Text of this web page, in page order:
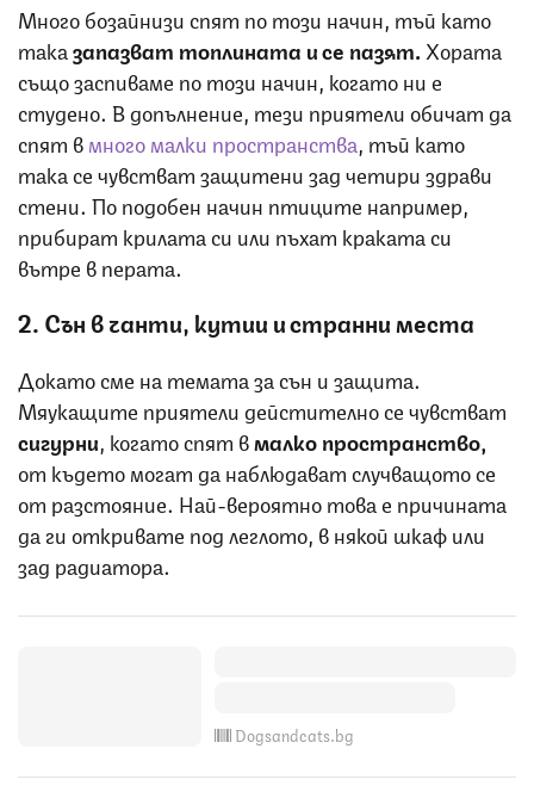
Много бозайнизи спят по този начин, тъй като
таказапазват топлината и се пазят. Хората
също заспиваме по този начин, когато ни е
студено. В допълнение, тези приятели обичат да
спят вмного малки пространства , тъй като
така се чувстват защитени зад четири здрави
стени. По подобен начин птиците например,
прибират крилата си или пъхат краката си
вътре в перата.
2. Сън в чанти, кутии и странни места
Докато сме на темата за сън и защита.
Мяукащите приятели дейстително се чувстват
сигурни , когато спят вмалко пространство,
от където могат да наблюдават случващото се
от разстояние. Най-вероятно това е причината
да ги откривате под леглото, в някой шкаф или
зад радиатора.
Dogsandcats.bg